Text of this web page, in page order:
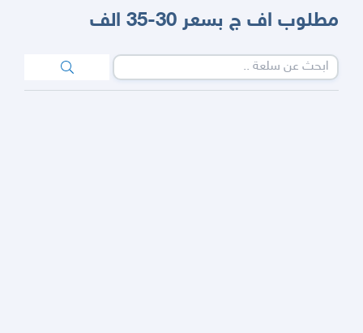
مطلوب اف ج بسعر 30-35 الف